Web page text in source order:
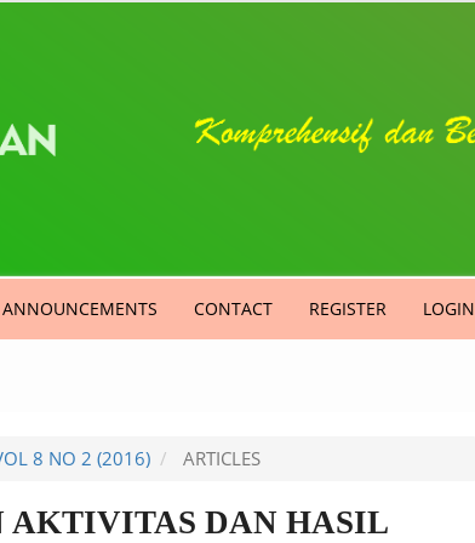
ANNOUNCEMENTS CONTACT REGISTER LOGIN
8 NO 2 (2016) ARTICLES
AKTIVITAS DAN HASIL